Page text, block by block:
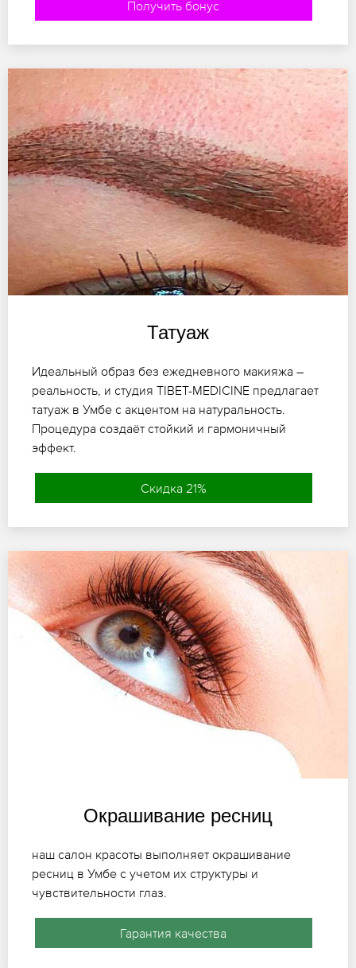
Получить бонус
Татуаж
Идеальный образ без ежедневного макияжа –
реальность, и студия TIBET-MEDICINE предлагает
татуаж в Умбе с акцентом на натуральность.
Процедура создаёт стойкий и гармоничный
эффект.
Скидка 21%
Окрашивание ресниц
наш салон красоты выполняет окрашивание
ресниц в Умбе с учетом их структуры и
чувствительности глаз.
Гарантия качества